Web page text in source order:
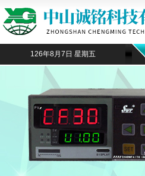
126年8月7日 星期五